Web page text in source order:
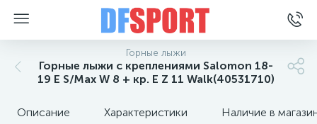
Горные лыжи
Горные лыжи с креплениями Salomon 18-
19 E S/Max W 8 + кр. E Z 11 Walk(40531710)
Описание Характеристики Наличие в